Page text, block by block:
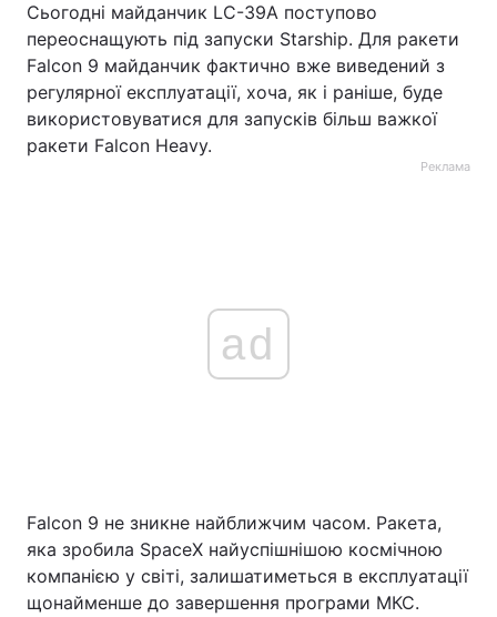
Сьогодні майданчик LC-39A поступово
переоснащують під запуски Starship. Для ракети
Falcon 9 майданчик фактично вже виведений з
регулярної експлуатації, хоча, як і раніше, буде
використовуватися для запусків більш важкої
ракети Falcon Heavy.
Реклама
ad
Falcon 9 не зникне найближчим часом. Ракета,
яка зробила SpaceX найуспішнішою космічною
компанією у світі, залишатиметься в експлуатації
щонайменше до завершення програми МКС.